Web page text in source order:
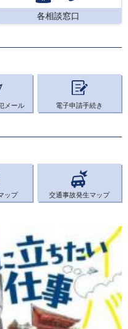
各相談窓口
メール 電子申請手続き
ップ 交通事故発生マップ